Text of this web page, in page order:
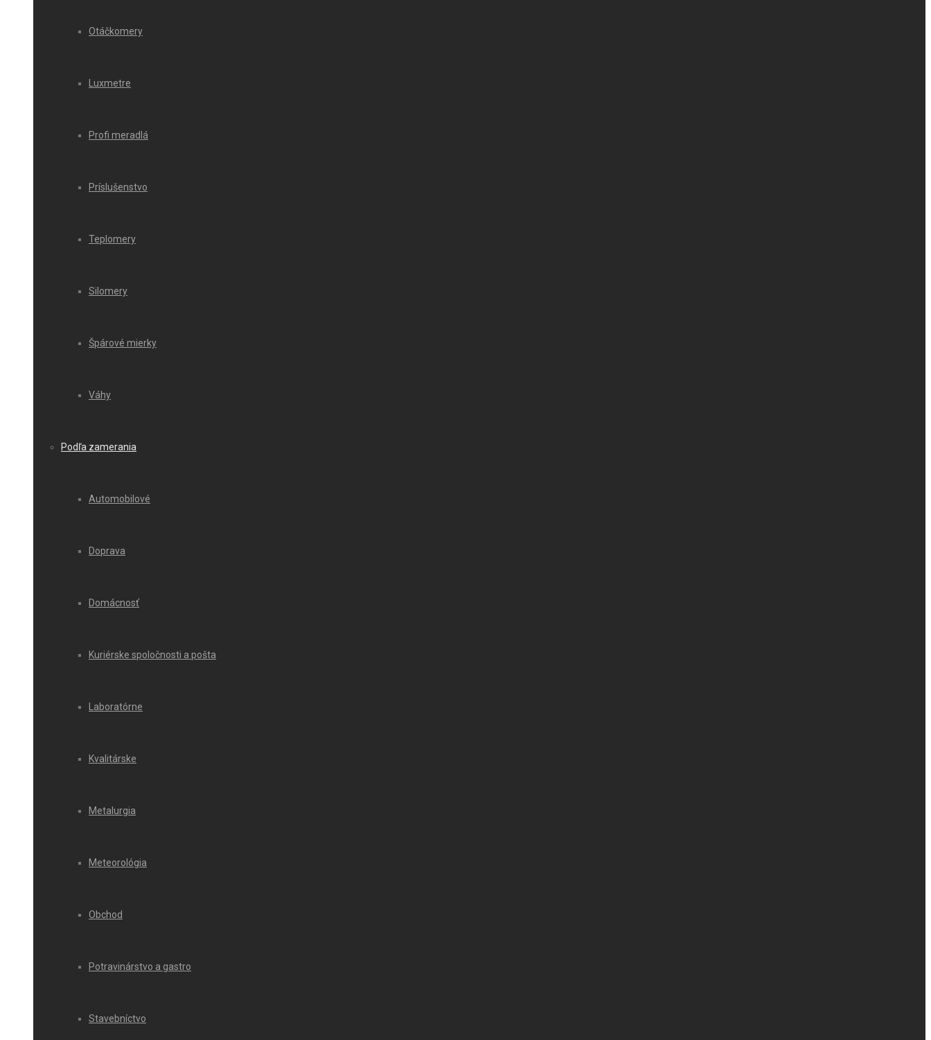
Otáčkomery
Luxmetre
Profi meradlá
Príslušenstvo
Teplomery
Silomery
Špárové mierky
Váhy
Podľa zamerania
Automobilové
Doprava
Domácnosť
Kuriérske spoločnosti a pošta
Laboratórne
Kvalitárske
Metalurgia
Meteorológia
Obchod
Potravinárstvo a gastro
Stavebníctvo